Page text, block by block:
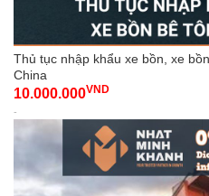
Thủ tục nhập khẩu xe bồn, xe
China
10.000.000VND
-